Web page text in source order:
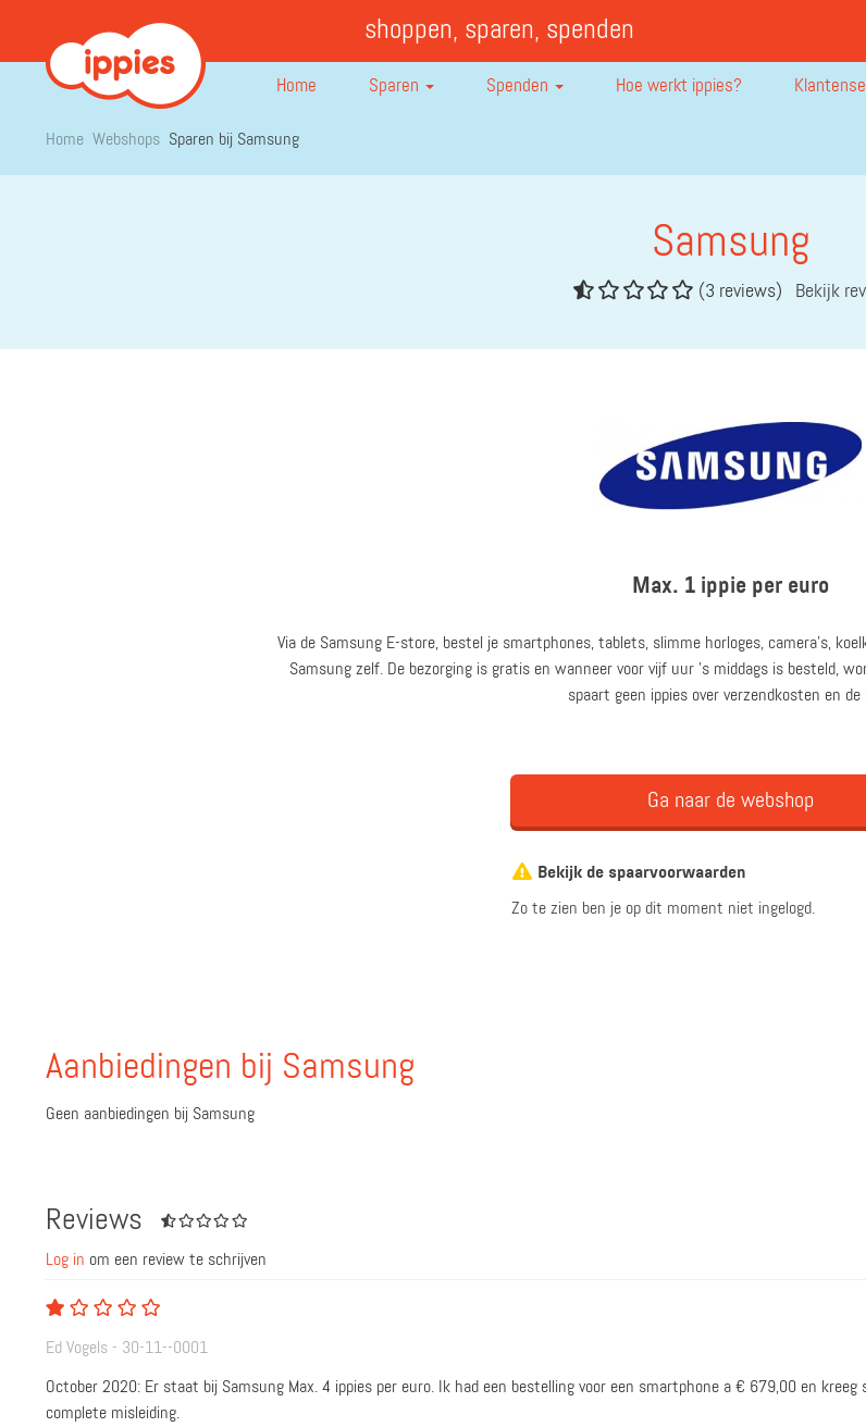
shoppen, sparen, spenden
Home Sparen Spenden Hoe werkt ippies?
Home Webshops Sparen bij Samsung
Samsung
(3 reviews) Bekijk
Max. 1 ippie per euro
Via de Samsung E-store, bestel je smartphones, tablets, slimme horloges, camera’s,
Samsung zelf. De bezorging is gratis en wanneer voor vijf uur ’s middags is besteld,
spaart geen ippies over verzendkosten en
Ga naar de webshop
Bekijk de spaarvoorwaarden
Zo te zien ben je op dit moment niet ingelogd.
Aanbiedingen bij Samsung
Geen aanbiedingen bij Samsung
Reviews
Log in om een review te schrijven
Ed Vogels - 30-11--0001
October 2020: Er staat bij Samsung Max. 4 ippies per euro. Ik had een bestelling voor een smartphone a € 679,00 en
complete misleiding.